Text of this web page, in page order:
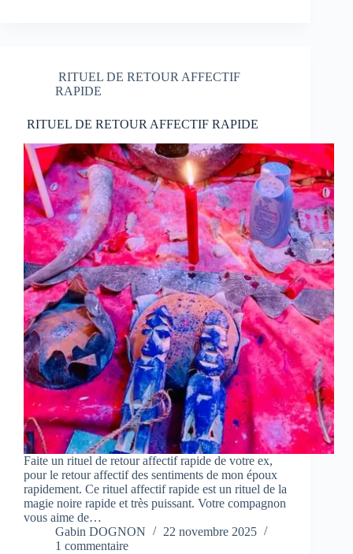
RITUEL DE RETOUR AFFECTIF
RAPIDE
RITUEL DE RETOUR AFFECTIF RAPIDE
Faite un rituel de retour affectif rapide de votre ex,
pour le retour affectif des sentiments de mon époux
rapidement. Ce rituel affectif rapide est un rituel de la
magie noire rapide et très puissant. Votre compagnon
vous aime de…
Gabin DOGNON
22 novembre 2025
1 commentaire